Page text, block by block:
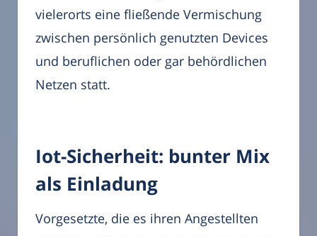
vielerorts eine fließende Vermischung
zwischen persönlich genutzten Devices
und beruflichen oder gar behördlichen
Netzen statt.
Iot-Sicherheit: bunter Mix
als Einladung
Vorgesetzte, die es ihren Angestellten